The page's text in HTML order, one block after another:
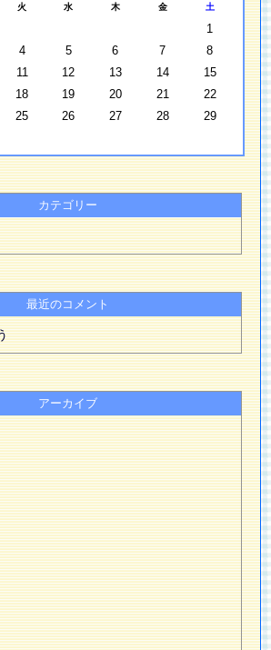
火 水 木 金 土
1
4 5 6 7
8
11 12 13 14
15
18 19 20 21
22
25 26 27 28
29
カテゴリー
最近のコメント
アーカイブ